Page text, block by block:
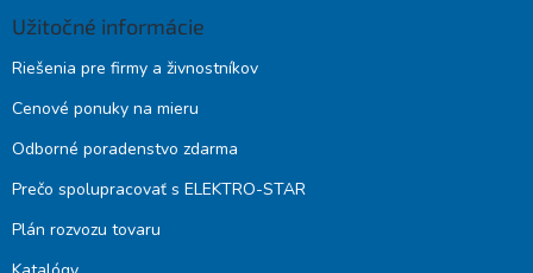
Užitočné informácie
Riešenia pre firmy a živnostníkov
Cenové ponuky na mieru
Odborné poradenstvo zdarma
Prečo spolupracovať s ELEKTRO-STAR
Plán rozvozu tovaru